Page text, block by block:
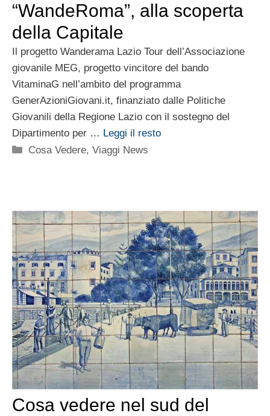
“WandeRoma”, alla scoperta
della Capitale
Il progetto Wanderama Lazio Tour dell’Associazione
giovanile MEG, progetto vincitore del bando
VitaminaG nell’ambito del programma
GenerAzioniGiovani.it, finanziato dalle Politiche
Giovanili della Regione Lazio con il sostegno del
Dipartimento per … Leggi il resto
Categorie
Cosa Vedere,Viaggi News
Cosa vedere nel sud del